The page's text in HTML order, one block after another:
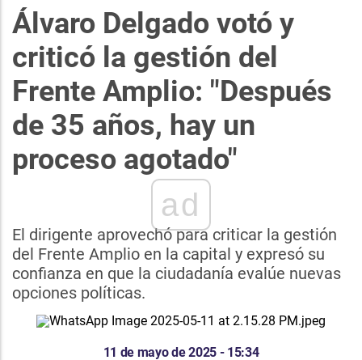
Álvaro Delgado votó y
criticó la gestión del
Frente Amplio: "Después
de 35 años, hay un
proceso agotado"
ad
El dirigente aprovechó para criticar la gestión
del Frente Amplio en la capital y expresó su
confianza en que la ciudadanía evalúe nuevas
opciones políticas.
11 de mayo de 2025 - 15:34